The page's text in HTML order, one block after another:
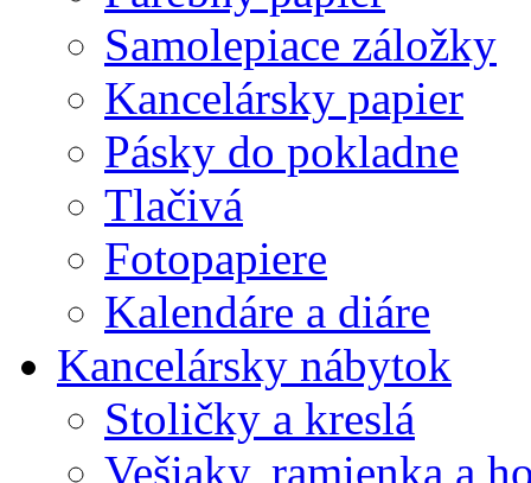
Samolepiace záložky
Kancelársky papier
Pásky do pokladne
Tlačivá
Fotopapiere
Kalendáre a diáre
Kancelársky nábytok
Stoličky a kreslá
Vešiaky, ramienka a